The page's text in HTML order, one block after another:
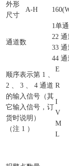
外形
尺寸
A-H
通道数
1单
22 通
33 通
44 通
顺序表示第 1 、
2 、 3 、 4 通道
的输入信号（其
它输入信号，订
货时说明）
（注 1 ）
E
R
I
V
M
L